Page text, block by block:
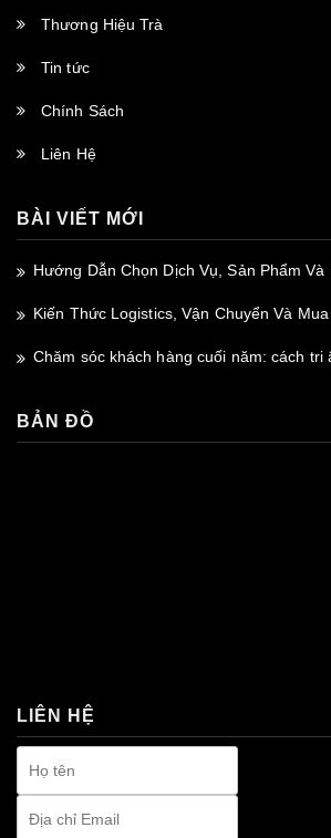
Thương Hiệu Trà
Tin tức
Chính Sách
Liên Hệ
BÀI VIẾT MỚI
Hướng Dẫn Chọn Dịch Vụ, Sản Phẩm Và
Kiến Thức Logistics, Vận Chuyển Và
Chăm sóc khách hàng cuối năm: cách tri
BẢN ĐỒ
LIÊN HỆ